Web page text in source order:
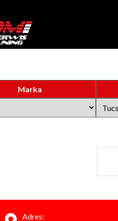
Marka
Adres: